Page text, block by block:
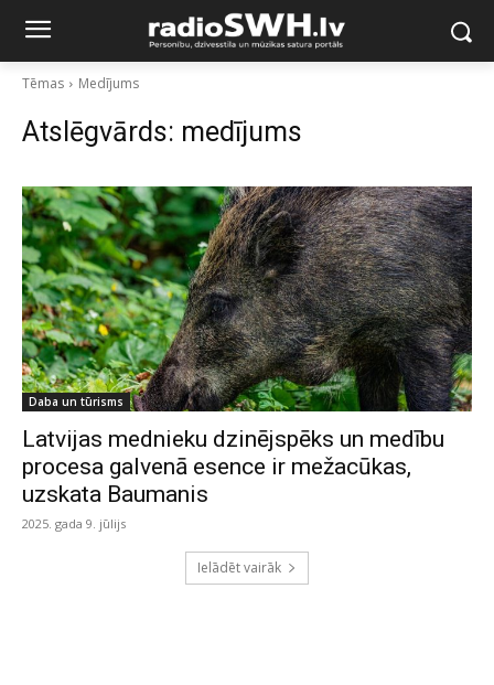
Tēmas Medījums
Atslēgvārds: medījums
Daba un tūrisms
Latvijas mednieku dzinējspēks un medību
procesa galvenā esence ir mežacūkas,
uzskata Baumanis
2025. gada 9. jūlijs
Ielādēt vairāk